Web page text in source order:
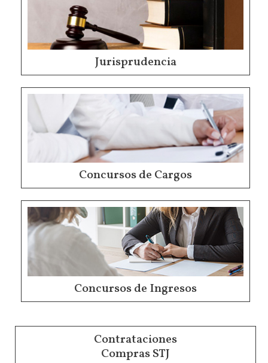
Jurisprudencia
Concursos de Cargos
Concursos de Ingresos
Contrataciones
Compras STJ